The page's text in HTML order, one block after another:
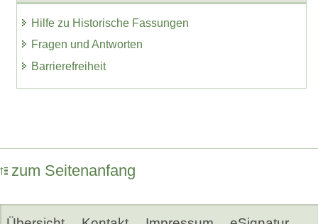
Hilfe zu Historische Fassungen
Fragen und Antworten
Barrierefreiheit
zum Seitenanfang